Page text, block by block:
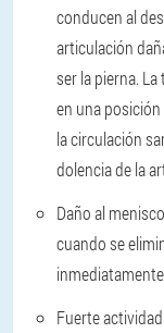
conducen al
articulación
ser la pierna.
en una
la circulación
dolencia de la
Daño al menisco
cuando se
Fuerte